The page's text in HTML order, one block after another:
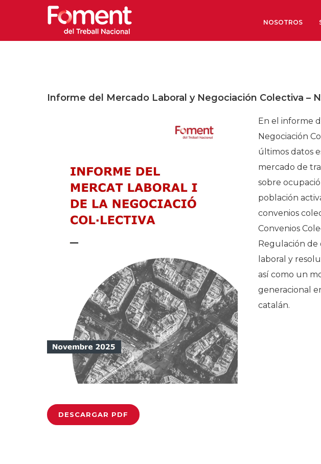
NOSOTROS
Informe del Mercado Laboral y Negociación Colectiva –
DESCARGAR PDF
En el informe
Negociación
últimos datos
mercado de
sobre
población
convenios
Convenios
Regulación de
laboral y
así como un
generacional
catalán.